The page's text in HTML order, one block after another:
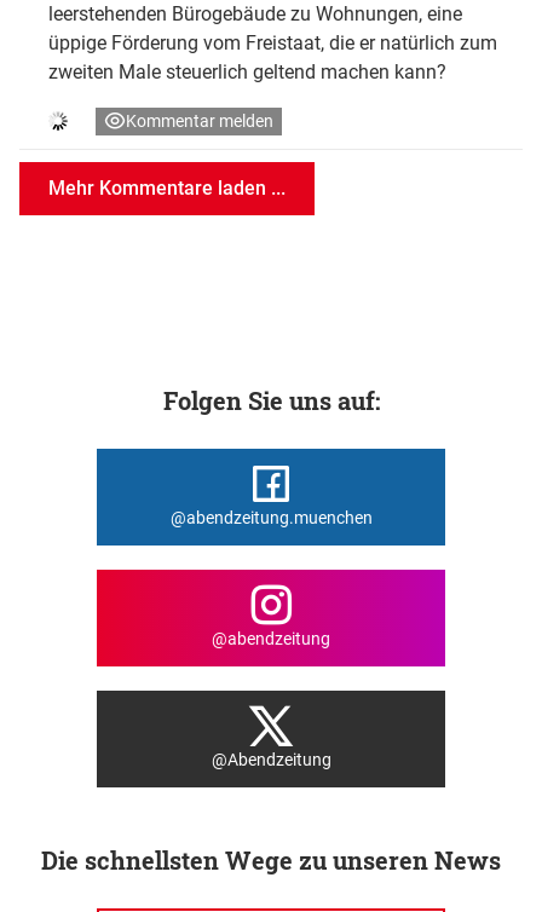
leerstehenden Bürogebäude zu Wohnungen, eine
üppige Förderung vom Freistaat, die er natürlich zum
zweiten Male steuerlich geltend machen kann?
Kommentar melden
Mehr Kommentare laden ...
Folgen Sie uns auf:
@abendzeitung.muenchen
@abendzeitung
@Abendzeitung
Die schnellsten Wege zu unseren News